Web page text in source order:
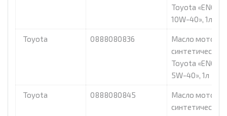
Toyota
10W-40», 1л
Toyota 0888080836
Масло
синтетическое
Toyota
5W-40», 1л
Toyota 0888080845
Масло
синтетическое